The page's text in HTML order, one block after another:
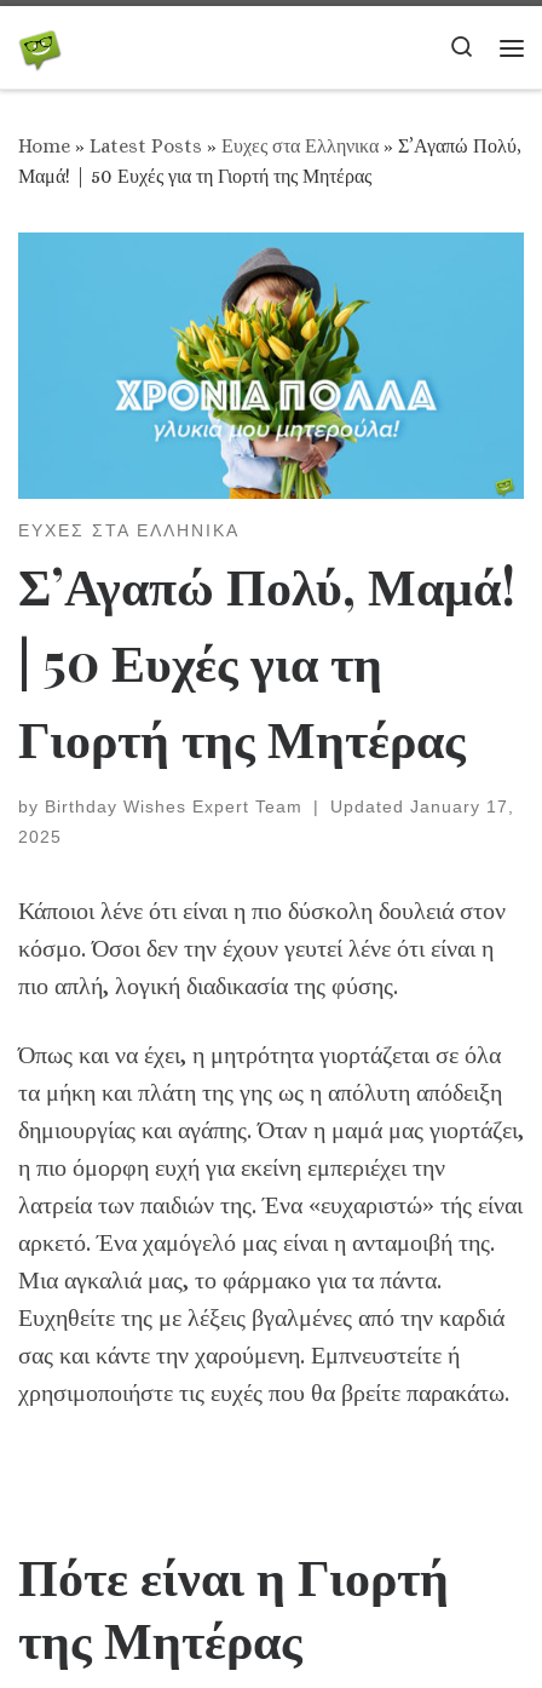
Skip to content
Search
Home » Latest Posts » Ευχες στα Ελληνικα » Σ’Αγαπώ Πολύ,
Μαμά! | 50 Ευχές για τη Γιορτή της Μητέρας
ΕΥΧΕΣ ΣΤΑ ΕΛΛΗΝΙΚΑ
Σ’Αγαπώ Πολύ, Μαμά!
| 50 Ευχές για τη
Γιορτή της Μητέρας
by Birthday Wishes Expert Team | Updated January 17,
2025
Κάποιοι λένε ότι είναι η πιο δύσκολη δουλειά στον
κόσμο. Όσοι δεν την έχουν γευτεί λένε ότι είναι η
πιο απλή, λογική διαδικασία της φύσης.
Όπως και να έχει, η μητρότητα γιορτάζεται σε όλα
τα μήκη και πλάτη της γης ως η απόλυτη απόδειξη
δημιουργίας και αγάπης. Όταν η μαμά μας γιορτάζει,
η πιο όμορφη ευχή για εκείνη εμπεριέχει την
λατρεία των παιδιών της. Ένα «ευχαριστώ» τής είναι
αρκετό. Ένα χαμόγελό μας είναι η ανταμοιβή της.
Μια αγκαλιά μας, το φάρμακο για τα πάντα.
Ευχηθείτε της με λέξεις βγαλμένες από την καρδιά
σας και κάντε την χαρούμενη. Εμπνευστείτε ή
χρησιμοποιήστε τις ευχές που θα βρείτε παρακάτω.
Πότε είναι η Γιορτή
της Μητέρας